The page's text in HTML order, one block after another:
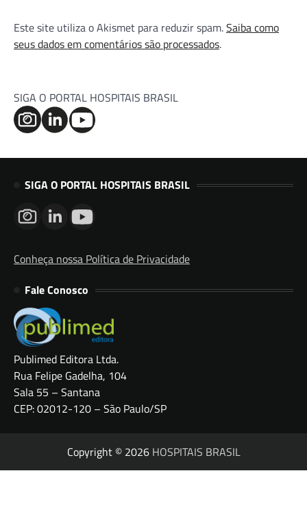
Este site utiliza o Akismet para reduzir spam.Saiba como
seus dados em comentários são processados.
SIGA O PORTAL HOSPITAIS BRASIL
SIGA O PORTAL HOSPITAIS BRASIL
Conheça nossa Política de Privacidade
Fale Conosco
Publimed Editora Ltda.
Rua Felipe Gadelha, 104
Sala 55 – Santana
CEP: 02012-120 – São Paulo/SP
Copyright © 2026 HOSPITAIS BRASIL